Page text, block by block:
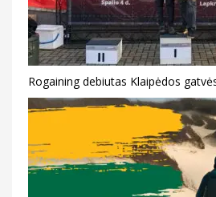
Rogaining debiutas Klaipėdos